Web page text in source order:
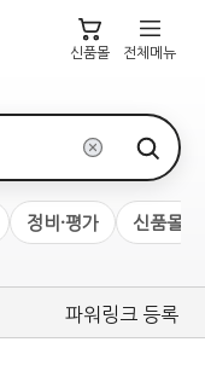
신품몰 전체메뉴
정비·평가 신품몰
파워링크 등록